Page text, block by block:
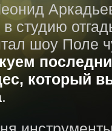
студию
шоу Поле
который
.